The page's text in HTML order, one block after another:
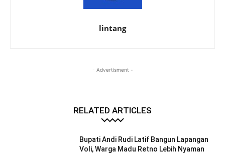
lintang
- Advertisment -
RELATED ARTICLES
Bupati Andi Rudi Latif Bangun Lapangan
Voli, Warga Madu Retno Lebih Nyaman